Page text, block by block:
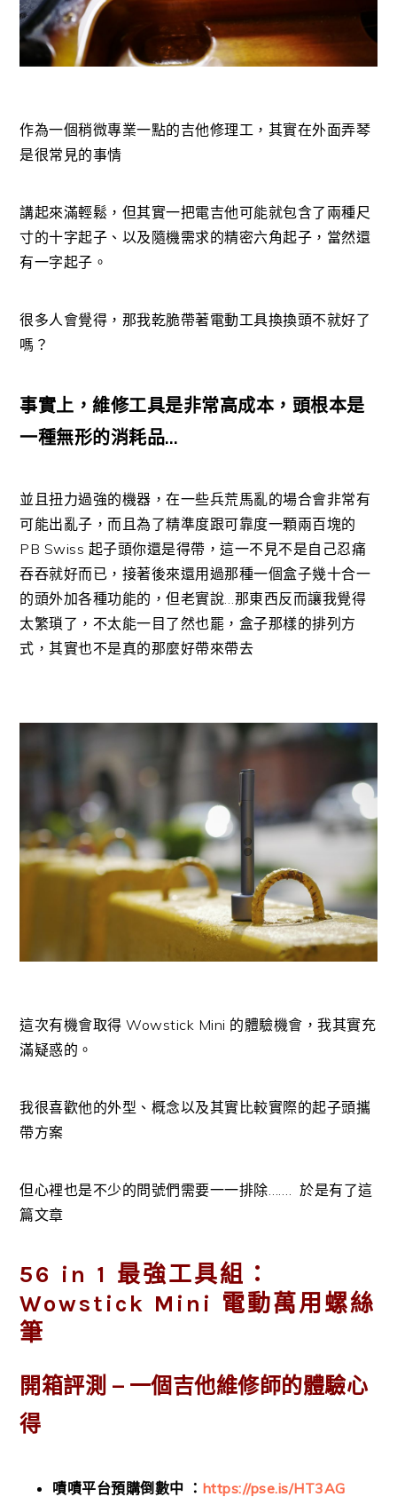
作為一個稍微專業一點的吉他修理工，其實在外面弄琴
是很常見的事情
講起來滿輕鬆，但其實一把電吉他可能就包含了兩種尺
寸的十字起子、以及隨機需求的精密六角起子，當然還
有一字起子。
很多人會覺得，那我乾脆帶著電動工具換換頭不就好了
嗎？
事實上，維修工具是非常高成本，頭根本是
一種無形的消耗品…
並且扭力過強的機器，在一些兵荒馬亂的場合會非常有
可能出亂子，而且為了精準度跟可靠度一顆兩百塊的
PB Swiss 起子頭你還是得帶，這一不見不是自己忍痛
吞吞就好而已，接著後來還用過那種一個盒子幾十合一
的頭外加各種功能的，但老實說…那東西反而讓我覺得
太繁瑣了，不太能一目了然也罷，盒子那樣的排列方
式，其實也不是真的那麼好帶來帶去
這次有機會取得 Wowstick Mini 的體驗機會，我其實充
滿疑惑的。
我很喜歡他的外型、概念以及其實比較實際的起子頭攜
帶方案
但心裡也是不少的問號們需要一一排除……. 於是有了這
篇文章
56 in 1 最強工具組：
Wowstick Mini 電動萬用螺絲
筆
開箱評測 – 一個吉他維修師的體驗心
得
嘖嘖平台預購倒數中 ： https://pse.is/HT3AG